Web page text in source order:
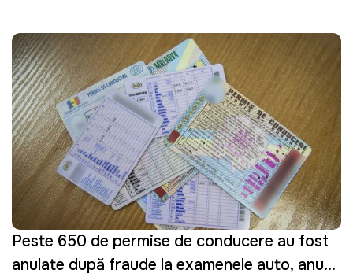
Peste 650 de permise de conducere au fost
anulate după fraude la examenele auto, anunţă